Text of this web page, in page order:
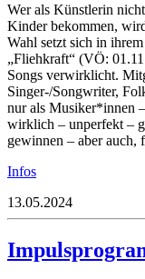
Wer als Künstlerin
Kinder bekommen,
Wahl setzt sich in
„Fliehkraft“ (VÖ:
Songs verwirklicht.
Singer-/Songwriter,
nur als Musiker*innen
wirklich – unperfekt –
gewinnen – aber auch,
Infos
13.05.2024